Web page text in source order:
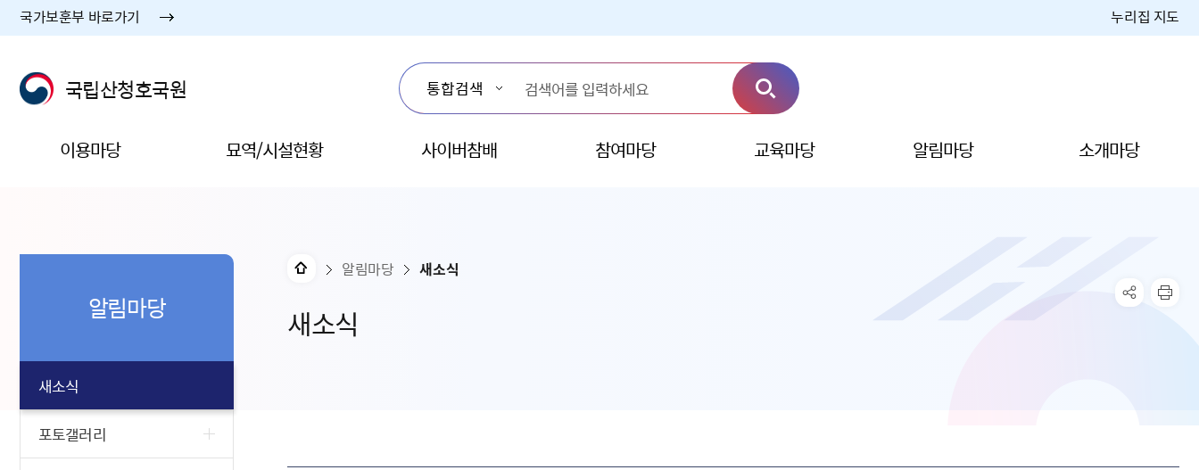
국가보훈부 바로가기 누리집 지도
국립산청호국원
이용마당 묘역/시설현황 사이버참배 참여마당 교육마당 알림마당 소개마당
새소식
알림마당 새소식
알림마당
새소식
포토갤러리